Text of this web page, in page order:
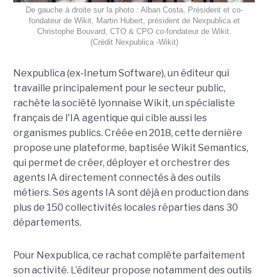
De gauche à droite sur la photo : Alban Costa, Président et co-
fondateur de Wikit, Martin Hubert, président de Nexpublica et
Christophe Bouvard, CTO & CPO co-fondateur de Wikit.
(Crédit Nexpublica -Wikit)
Nexpublica (ex-Inetum Software), un éditeur qui
travaille principalement pour le secteur public,
rachète la société lyonnaise Wikit, un spécialiste
français de l'IA agentique qui cible aussi les
organismes publics. Créée en 2018, cette dernière
propose une plateforme, baptisée Wikit Semantics,
qui permet de créer, déployer et orchestrer des
agents IA directement connectés à des outils
métiers. Ses agents IA sont déjà en production dans
plus de 150 collectivités locales réparties dans 30
départements.
Pour Nexpublica, ce rachat complète parfaitement
son activité. L’éditeur propose notamment des outils